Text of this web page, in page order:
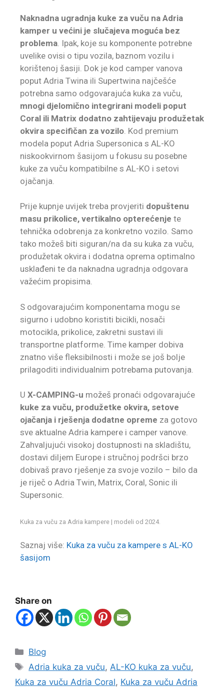
Naknadna ugradnja kuke za vuču na Adria
kamper u većini je slučajeva moguća bez
problema . Ipak, koje su komponente potrebne
uvelike ovisi o tipu vozila, baznom vozilu i
korištenoj šasiji. Dok je kod camper vanova
poput Adria Twina ili Supertwina najčešće
potrebna samo odgovarajuća kuka za vuču,
mnogi djelomično integrirani modeli poput
Coral ili Matrix dodatno zahtijevaju produžetak
okvira specifičan za vozilo . Kod premium
modela poput Adria Supersonica s AL-KO
niskookvirnom šasijom u fokusu su posebne
kuke za vuču kompatibilne s AL-KO i setovi
ojačanja.
Prije kupnje uvijek treba provjeriti dopuštenu
masu prikolice, vertikalno opterećenje te
tehnička odobrenja za konkretno vozilo. Samo
tako možeš biti siguran/na da su kuka za vuču,
produžetak okvira i dodatna oprema optimalno
usklađeni te da naknadna ugradnja odgovara
važećim propisima.
S odgovarajućim komponentama mogu se
sigurno i udobno koristiti bicikli, nosači
motocikla, prikolice, zakretni sustavi ili
transportne platforme. Time kamper dobiva
znatno više fleksibilnosti i može se još bolje
prilagoditi individualnim potrebama putovanja.
U X-CAMPING-u možeš pronaći odgovarajuće
kuke za vuču, produžetke okvira, setove
ojačanja i rješenja dodatne opreme za gotovo
sve aktualne Adria kampere i camper vanove.
Zahvaljujući visokoj dostupnosti na skladištu,
dostavi diljem Europe i stručnoj podršci brzo
dobivaš pravo rješenje za svoje vozilo – bilo da
je riječ o Adria Twin, Matrix, Coral, Sonic ili
Supersonic.
Kuka za vuču za Adria kampere | modeli od 2024.
Saznaj više: Kuka za vuču za kampere s AL-KO
šasijom
Share on
Blog
Adria kuka za vuču, AL-KO kuka za vuču,
Kuka za vuču Adria Coral, Kuka za vuču Adria